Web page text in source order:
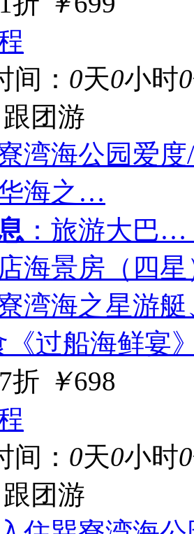
间： 0天0小时0
跟团游
湾海公园爱
海之…
：旅游大巴…
海景房（四
湾海之星游
《过船海鲜宴
折 ￥698
间： 0天0小时0
跟团游